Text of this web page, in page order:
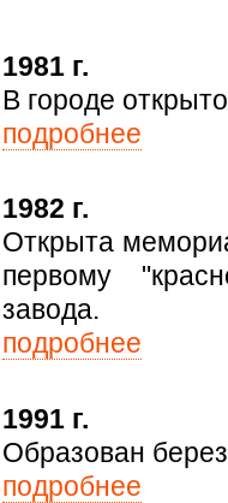
1981 г.
В городе
подробнее
1982 г.
Открыта
первому
завода.
подробнее
1991 г.
Образован
подробнее